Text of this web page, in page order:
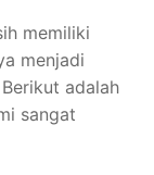
memiliki
menjadi
adalah
sangat